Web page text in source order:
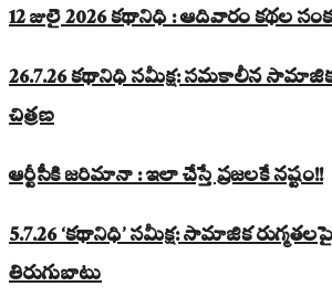
12 జులై 2026 కథానిధి : ఆదివారం కథల
26.7.26 కథానిధి సమీక్ష: సమకాలీన
చిత్రణ
ఆర్టీసీకి జరిమానా : ఇలా చేస్తే ప్రజలకే నష్టం!!
5.7.26 ‘కథానిధి’ సమీక్ష: సామాజిక
తిరుగుబాటు